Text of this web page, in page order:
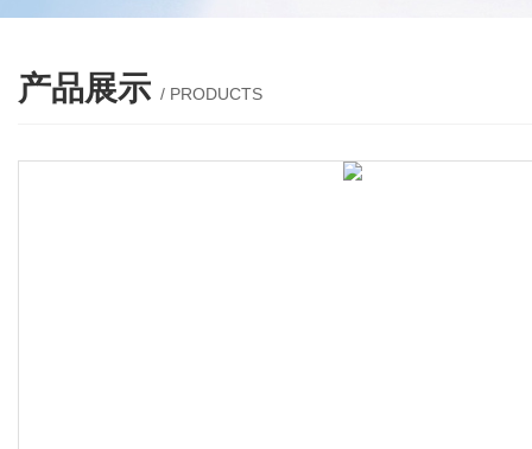
产品展示 / PRODUCTS